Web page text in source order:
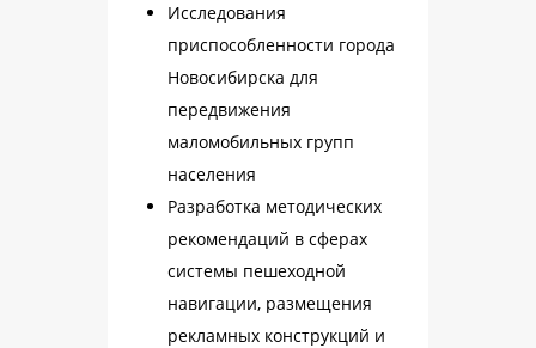
Исследования
приспособленности города
Новосибирска для
передвижения
маломобильных групп
населения
Разработка методических
рекомендаций в сферах
системы пешеходной
навигации, размещения
рекламных конструкций и